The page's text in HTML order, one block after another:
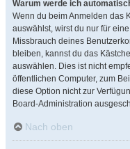
Warum werde ich
Wenn du beim Anmelden das
auswählst, wirst du nur für
Missbrauch deines
bleiben, kannst du das
auswählen. Dies ist nicht
öffentlichen Computer, zum
diese Option nicht zur
Board-Administration
Nach oben